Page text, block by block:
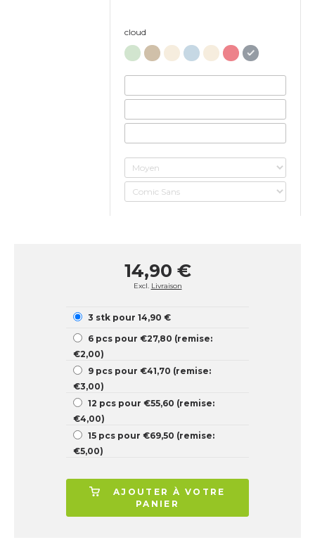
cloud
14,90 €
Excl. Livraison
3 stk pour 14,90 €
6 pcs pour €27,80 (remise:
€2,00)
9 pcs pour €41,70 (remise:
€3,00)
12 pcs pour €55,60 (remise:
€4,00)
15 pcs pour €69,50 (remise:
€5,00)
AJOUTER À VOTRE
PANIER